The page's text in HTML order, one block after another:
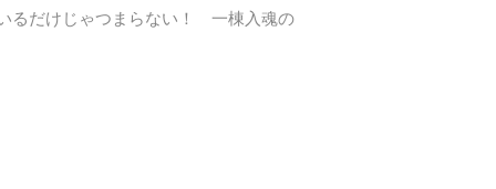
るだけじゃつまらない！ 一棟入魂の